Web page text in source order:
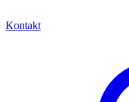
Kontakt